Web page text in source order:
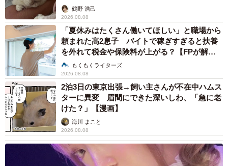
鶴野 浩己
2026.08.08
「夏休みはたくさん働いてほしい」と職場から
頼まれた高2息子 バイトで稼ぎすぎると扶養
を外れて税金や保険料が上がる？【FPが解
説】もくもくライターズ
2026.08.08
2泊3日の東京出張→飼い主さんが不在中ハムス
ターに異変 眉間にできた深いしわ、「急に老
けた？」【漫画】
海川 まこと
2026.08.08